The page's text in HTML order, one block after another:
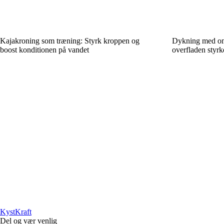
Kajakroning som træning: Styrk kroppen og
boost konditionen på vandet
Dykning med
overfladen
KystKraft
Del og vær venlig